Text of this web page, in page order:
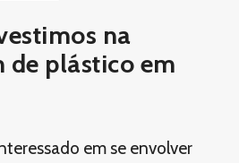
na
de plástico em
em se envolver